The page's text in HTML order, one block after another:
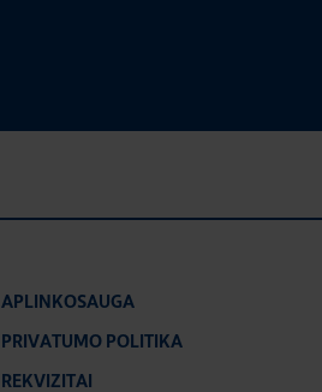
APLINKOSAUGA
PRIVATUMO POLITIKA
REKVIZITAI